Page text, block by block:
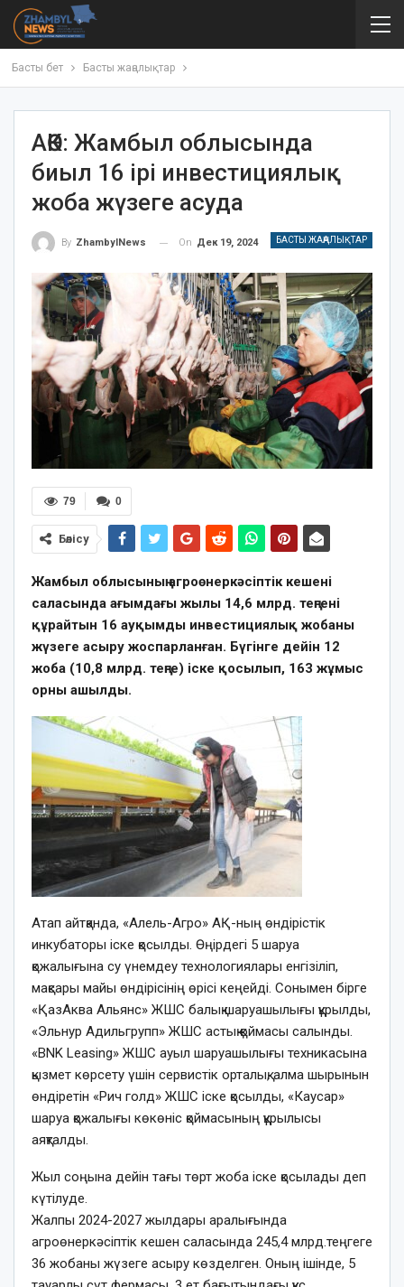
Басты бет Басты жаңалықтар
АӨК: Жамбыл облысында
биыл 16 ірі инвестициялық
жоба жүзеге асуда
БАСТЫ ЖАҢАЛЫҚТАР
By ZhambylNews On Дек 19, 2024
0
79
Бөлісу
Жамбыл облысының агроөнеркәсіптік кешені
саласында ағымдағы жылы 14,6 млрд. теңгені
құрайтын 16 ауқымды инвестициялық жобаны
жүзеге асыру жоспарланған. Бүгінге дейін 12
жоба (10,8 млрд. теңге) іске қосылып, 163 жұмыс
орны ашылды.
Атап айтқанда, «Алель-Агро» АҚ-ның өндірістік
инкубаторы іске қосылды. Өңірдегі 5 шаруа
қожалығына су үнемдеу технологиялары енгізіліп,
мақсары майы өндірісінің өрісі кеңейді. Сонымен бірге
«ҚазАква Альянс» ЖШС балық шаруашылығы құрылды,
«Эльнур Адильгрупп» ЖШС астық қоймасы салынды.
«BNK Leasing» ЖШС ауыл шаруашылығы техникасына
қызмет көрсету үшін сервистік орталық, алма шырынын
өндіретін «Рич голд» ЖШС іске қосылды, «Каусар»
шаруа қожалығы көкөніс қоймасының құрылысы
аяқталды.
Жыл соңына дейін тағы төрт жоба іске қосылады деп
күтілуде.
Жалпы 2024-2027 жылдары аралығында
агроөнеркәсіптік кешен саласында 245,4 млрд.теңгеге
36 жобаны жүзеге асыру көзделген. Оның ішінде, 5